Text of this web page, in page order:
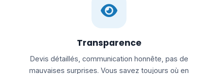
Transparence
Devis détaillés, communication honnête, pas de
mauvaises surprises. Vous savez toujours où en